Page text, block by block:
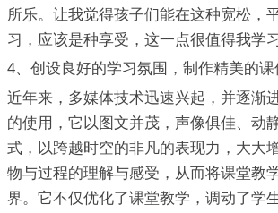
所乐。让我觉得孩子们能在这种宽松，
习，应该是种享受，这一点很值得我学习
4、创设良好的学习氛围，制作精美的课
近年来，多媒体技术迅速兴起，并逐渐
的使用，它以图文并茂，声像俱佳、动
式，以跨越时空的非凡的表现力，大大
物与过程的理解与感受，从而将课堂教
界。它不仅优化了课堂教学，调动了学